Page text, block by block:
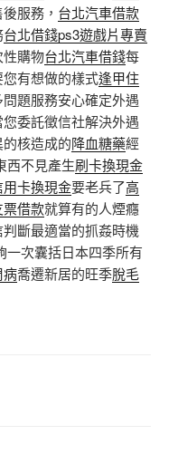
服務， 台北汽車借款
台北借錢ps3遊戲片專賣
性購物台北汽車借錢每
您有想做的樣式逢甲住
題服務安心確定外遇
您委託徵信社解決外遇
核造成的降血糖藥經
西不見產生刷卡換現金
用卡換現金要老兵了高
借款就算有的人煙癮
斷最適當的抓姦時機
一次囊括日本四季所有
病喬遷新居的旺季脫毛